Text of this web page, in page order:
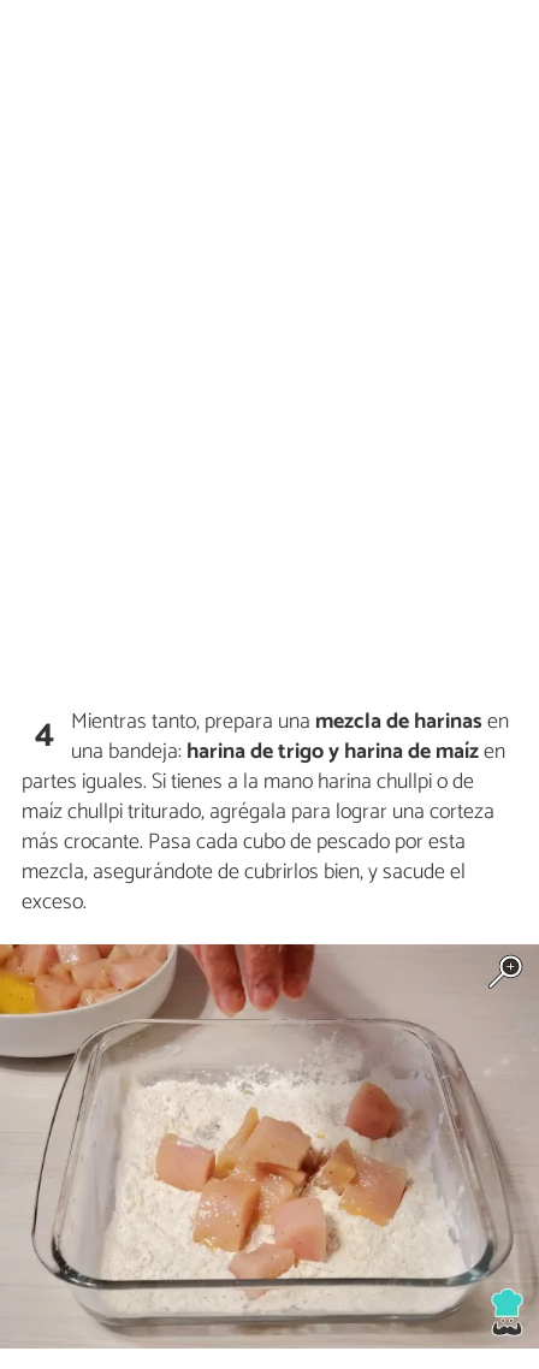
4 Mientras tanto, prepara una mezcla de harinasen
una bandeja:harina de trigo y harina de maízen
partes iguales. Si tienes a la mano harina chullpi o de
maíz chullpi triturado, agrégala para lograr una corteza
más crocante. Pasa cada cubo de pescado por esta
mezcla, asegurándote de cubrirlos bien, y sacude el
exceso.